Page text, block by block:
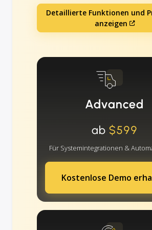
Detaillierte Funktionen und
anzeigen
Advanced
ab$599
Für Systemintegrationen &
Kostenlose Demo